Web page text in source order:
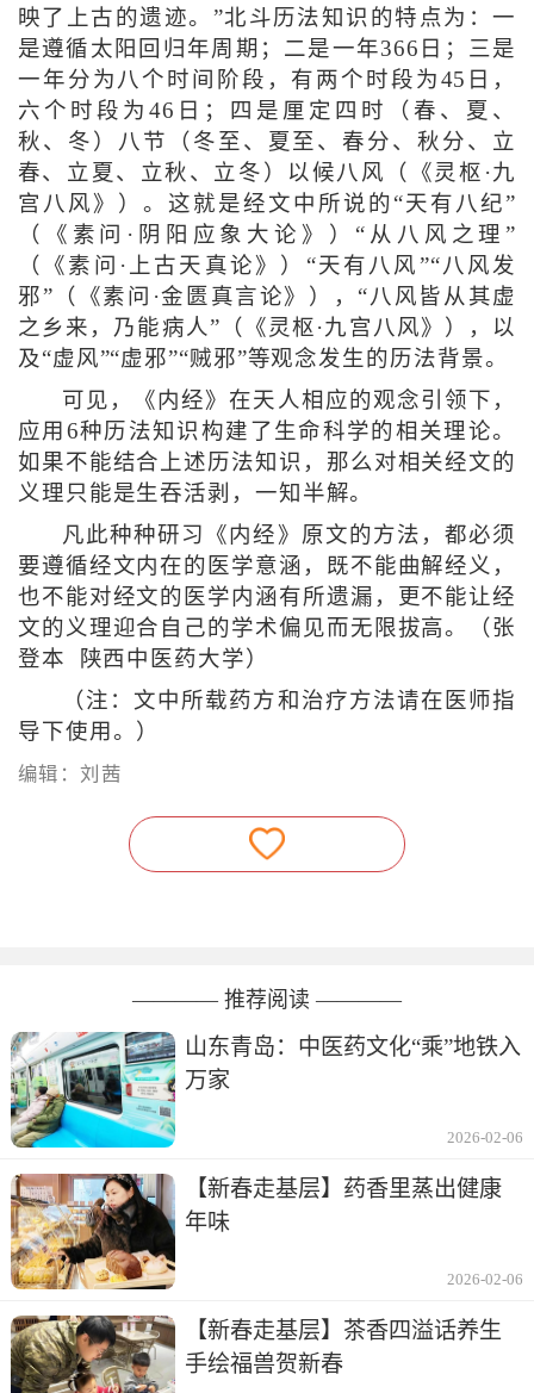
映了上古的遗迹。”北斗历法知识的特点为：一
是遵循太阳回归年周期；二是一年366日；三是
一年分为八个时间阶段，有两个时段为45日，
六个时段为46日；四是厘定四时（春、夏、
秋、冬）八节（冬至、夏至、春分、秋分、立
春、立夏、立秋、立冬）以候八风（《灵枢·九
宫八风》）。这就是经文中所说的“天有八纪”
（《素问·阴阳应象大论》）“从八风之理”
（《素问·上古天真论》）“天有八风”“八风发
邪”（《素问·金匮真言论》），“八风皆从其虚
之乡来，乃能病人”（《灵枢·九宫八风》），以
及“虚风”“虚邪”“贼邪”等观念发生的历法背景。
可见，《内经》在天人相应的观念引领下，
应用6种历法知识构建了生命科学的相关理论。
如果不能结合上述历法知识，那么对相关经文的
义理只能是生吞活剥，一知半解。
凡此种种研习《内经》原文的方法，都必须
要遵循经文内在的医学意涵，既不能曲解经义，
也不能对经文的医学内涵有所遗漏，更不能让经
文的义理迎合自己的学术偏见而无限拔高。（张
登本 陕西中医药大学）
（注：文中所载药方和治疗方法请在医师指
导下使用。）
编辑：刘茜
———— 推荐阅读 ————
山东青岛：中医药文化“乘”地铁入
万家
2026-02-06
【新春走基层】药香里蒸出健康
年味
2026-02-06
【新春走基层】茶香四溢话养生
手绘福兽贺新春